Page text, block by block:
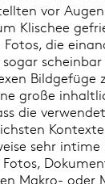
vor
Klischee
die
Bildgefüge
große
die
sehr intime
Makro- oder